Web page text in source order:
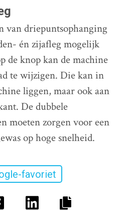
van driepuntsophanging
én zijafleg mogelijk
de knop kan de machine
te wijzigen. Die kan in
liggen, maar ook aan
De dubbele
moeten zorgen voor een
op hoge snelheid.
favoriet